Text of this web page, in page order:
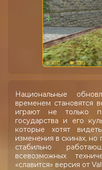
Национальные
временем становятся
играют не только
государства и его
которые хотят
изменения в скинах, но
стабильно
всевозможных
«славится» версия от